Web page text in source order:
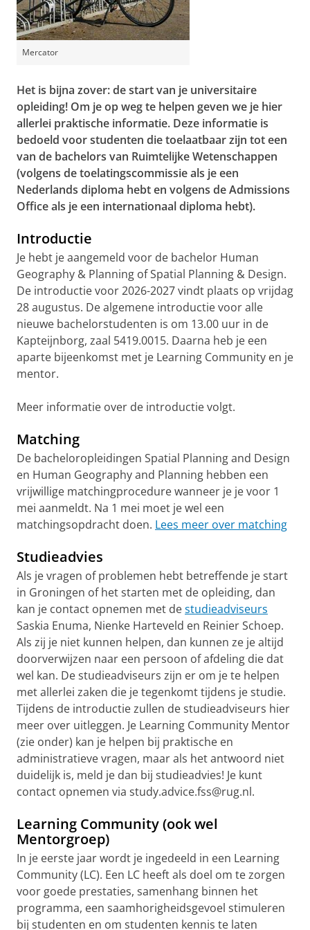
Mercator
Het is bijna zover: de start van je universitaire
opleiding! Om je op weg te helpen geven we je hier
allerlei praktische informatie. Deze informatie is
bedoeld voor studenten die toelaatbaar zijn tot een
van de bachelors van Ruimtelijke Wetenschappen
(volgens de toelatingscommissie als je een
Nederlands diploma hebt en volgens de Admissions
Office als je een internationaal diploma hebt).
Introductie
Je hebt je aangemeld voor de bachelor Human
Geography & Planning of Spatial Planning & Design.
De introductie voor 2026-2027 vindt plaats op vrijdag
28 augustus. De algemene introductie voor alle
nieuwe bachelorstudenten is om 13.00 uur in de
Kapteijnborg, zaal 5419.0015. Daarna heb je een
aparte bijeenkomst met je Learning Community en je
mentor.
Meer informatie over de introductie volgt.
Matching
De bacheloropleidingen Spatial Planning and Design
en Human Geography and Planning hebben een
vrijwillige matchingprocedure wanneer je je voor 1
mei aanmeldt. Na 1 mei moet je wel een
matchingsopdracht doen. Lees meer over matching
Studieadvies
Als je vragen of problemen hebt betreffende je start
in Groningen of het starten met de opleiding, dan
kan je contact opnemen met destudieadviseurs
Saskia Enuma, Nienke Harteveld en Reinier Schoep.
Als zij je niet kunnen helpen, dan kunnen ze je altijd
doorverwijzen naar een persoon of afdeling die dat
wel kan. De studieadviseurs zijn er om je te helpen
met allerlei zaken die je tegenkomt tijdens je studie.
Tijdens de introductie zullen de studieadviseurs hier
meer over uitleggen. Je Learning Community Mentor
(zie onder) kan je helpen bij praktische en
administratieve vragen, maar als het antwoord niet
duidelijk is, meld je dan bij studieadvies! Je kunt
contact opnemen via study.advice.fss@rug.nl.
Learning Community (ook wel
Mentorgroep)
In je eerste jaar wordt je ingedeeld in een Learning
Community (LC). Een LC heeft als doel om te zorgen
voor goede prestaties, samenhang binnen het
programma, een saamhorigheidsgevoel stimuleren
bij studenten en om studenten kennis te laten